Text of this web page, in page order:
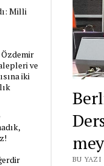
Milli
ve
iki
BU YAZI